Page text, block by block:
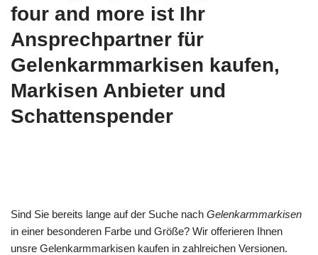
four and more ist Ihr
Ansprechpartner für
Gelenkarmmarkisen kaufen,
Markisen Anbieter und
Schattenspender
Sind Sie bereits lange auf der Suche nach Gelenkarmmarkisen
in einer besonderen Farbe und Größe? Wir offerieren Ihnen
unsre Gelenkarmmarkisen kaufen in zahlreichen Versionen.